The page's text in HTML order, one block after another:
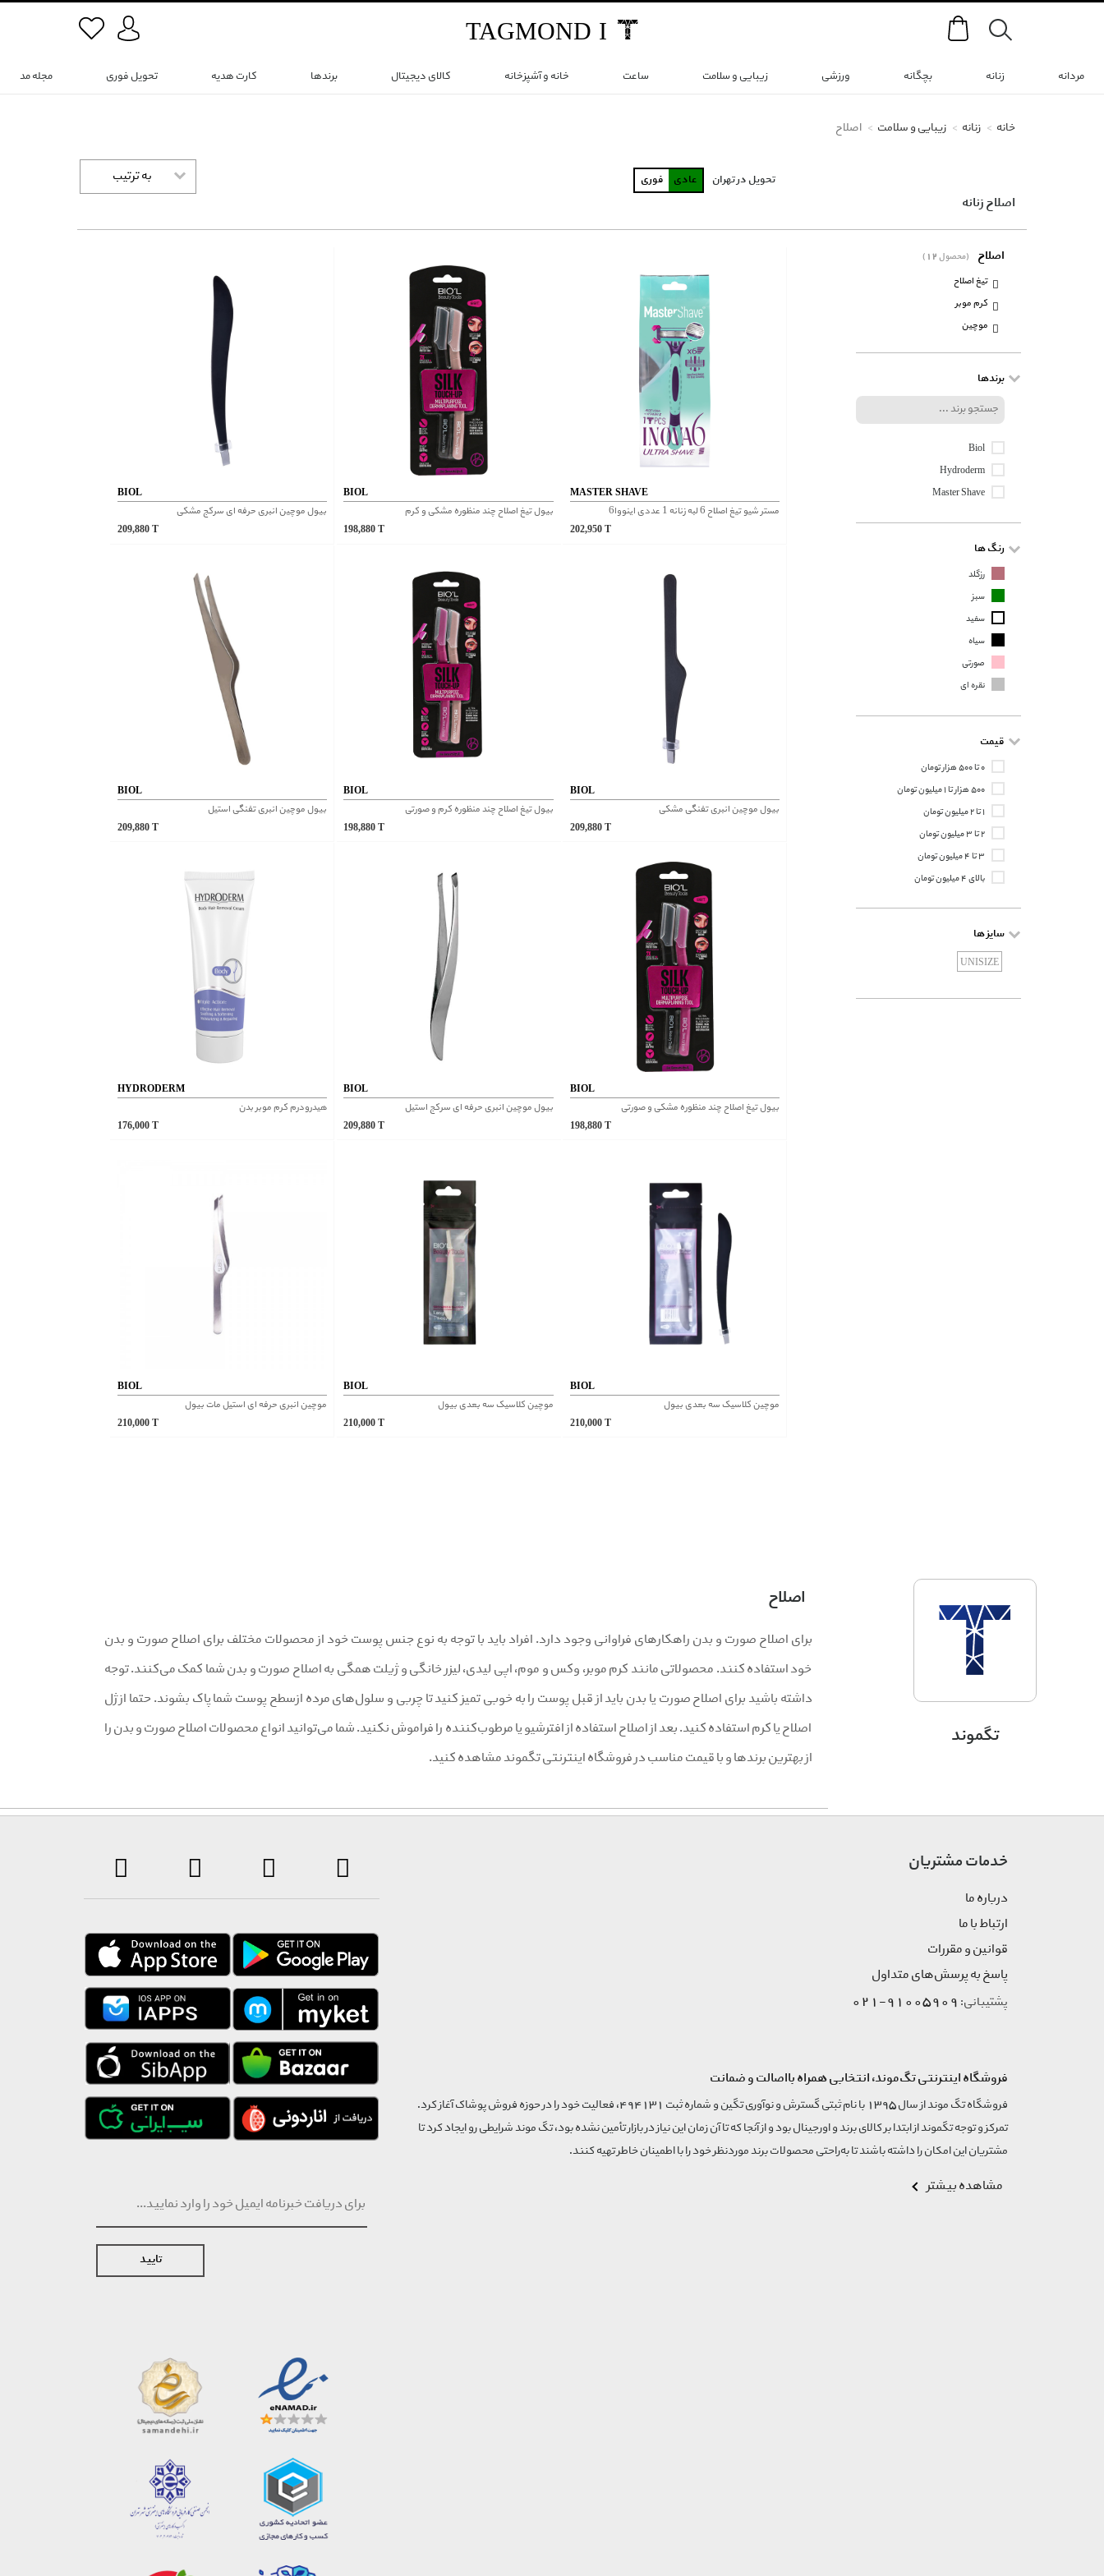
Search
TAGMOND I
مردانه زنانه بچگانه ورزشی زیبایی و سلامت ساعت خانه و آشپزخانه کالای دیجیتال برندها کارت هدیه تحویل فوری مجله مد
تحویل در تهران عادی فوری به ترتیب
خانه زنانه زیبایی و سلامت اصلاح
اصلاح زنانه
BIOL
بیول موچین انبری حرفه ای سرکج مشکی
209,880 T
BIOL
بیول تیغ اصلاح چند منظوره مشکی و کرم
198,880T
MASTER SHAVE
مستر شیو تیغ اصلاح 6 لبه زنانه 1 عددی اینووا6
202,950 T
BIOL
بیول موچین انبری تفنگی استیل
209,880 T
BIOL
بیول تیغ اصلاح چند منظوره کرم و صورتی
198,880T
BIOL
بیول موچین انبری تفنگی مشکی
209,880 T
HYDRODERM
هیدرودرم کرم موبر بدن
176,000 T
BIOL
بیول موچین انبری حرفه ای سرکج استیل
209,880T
BIOL
بیول تیغ اصلاح چند منظوره مشکی و صورتی
198,880 T
BIOL
موچین انبری حرفه ای استیل مات بیول
210,000 T
BIOL
موچین کلاسیک سه بعدی بیول
210,000T
BIOL
موچین کلاسیک سه بعدی بیول
210,000 T
(12 محصول) اصلاح
تیغ اصلاح
کرم موبر
موچین
برندها
Biol
Hydroderm
Master Shave
رنگ ها
رزگلد
سبز
سفید
سیاه
صورتی
نقره ای
قیمت
۰ تا ۵۰۰ هزار تومان
۵۰۰ هزار تا ۱ میلیون تومان
۱ تا ۲ میلیون تومان
۲ تا ۳ میلیون تومان
۳ تا ۴ میلیون تومان
بالای ۴ میلیون تومان
سایز ها
UNISIZE
تگموند
اصلاح
برای اصلاح صورت و بدن راهکار‌های فراوانی وجود دارد. افراد باید با توجه به نوع جنس پوست خود از محصولات مختلف برای اصلاح صورت و بدن
خود استفاده کنند. محصولاتی مانند کرم موبر، وکس و موم، اپی لیدی، لیزر خانگی و ژیلت‌ همگی به اصلاح صورت و بدن شما کمک می‌کنند. توجه
داشته باشید برای اصلاح صورت یا بدن باید از قبل پوست را به خوبی تمیز کنید تا چربی و سلول‌های مرده ازسطح پوست شما پاک بشوند. حتما از ژل
اصلاح یا کرم استفاده کنید. بعد از اصلاح استفاده از افترشیو یا مرطوب‌کننده را فراموش نکنید. شما می‌توانید انواع محصولات اصلاح صورت و بدن را
از بهترین برندها و با قیمت مناسب در فروشگاه اینترنتی تگموند مشاهده کنید.
تایید
خدمات مشتریان
درباره ما
ارتباط با ما
قوانین و مقررات
پاسخ به پرسش‌های متداول
پشتیبانی: 91005909-021
فروشگاه اینترنتی تگ‌موند، انتخابی همراه بااصالت و ضمانت
فروشگاه تگ موند از سال 1395 با نام ثبتی گسترش و نوآوری تگین و شماره ثبت 494131، فعالیت خود را در حوزه فروش پوشاک آغاز کرد.
تمرکز و توجه تگموند از ابتدا بر کالای برند و اورجینال بود و از آنجا که تا آن زمان این نیاز در بازار تأمین نشده بود، تگ موند شرایطی رو ایجاد کرد تا
مشتریان این امکان را داشته باشند تا به‌راحتی محصولات برند مورد‌نظر خود را با اطمینان خاطر تهیه کنند.
مشاهده بیشتر